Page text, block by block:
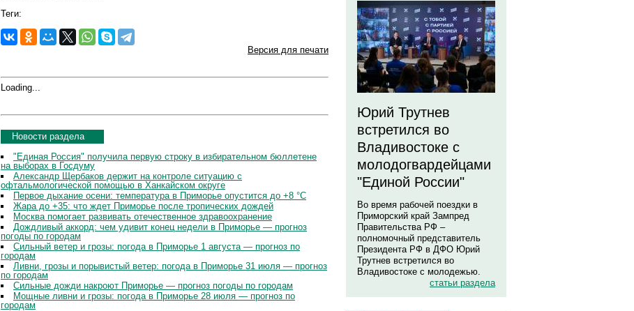
Теги:
Версия для печати
Loading...
Новости раздела
"Единая Россия" получила первую строку в избирательном бюллетене
на выборах в Госдуму
Александр Щербаков держит на контроле ситуацию с
офтальмологической помощью в Ханкайском округе
Первое дыхание осени: температура в Приморье опустится до +8 °C
Жара до +35: что ждет Приморье после тропических дождей
Москва помогает развивать отечественное здравоохранение
Дождливый аккорд: чем удивит конец недели в Приморье — прогноз
погоды по городам
Сильный ветер и грозы: погода в Приморье 1 августа — прогноз по
городам
Ливни, грозы и порывистый ветер: погода в Приморье 31 июля — прогноз
по городам
Сильные дожди накроют Приморье — прогноз погоды по городам
Мощные ливни и грозы: погода в Приморье 28 июля — прогноз по
городам
Юрий Трутнев
встретился во
Владивостоке с
молодогвардейцами
"Единой России"
Во время рабочей поездки в
Приморский край Зампред
Правительства РФ –
полномочный представитель
Президента РФ в ДФО Юрий
Трутнев встретился во
Владивостоке с молодежью.
статьи раздела